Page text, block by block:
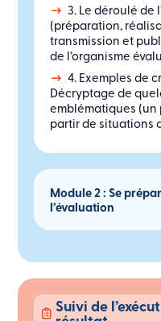
3. Le déroulé de
(préparation,
transmission et
de l’organisme
4. Exemples de
Décryptage de
emblématiques
partir de situations
Module 2 : Se
l’évaluation
Suivi de